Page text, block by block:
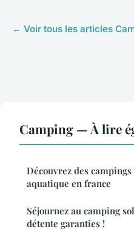
← Voir tous les articles
Camping — À lire
Découvrez des
aquatique en france
Séjournez au camping
détente garanties !